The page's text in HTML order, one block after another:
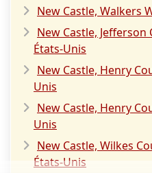
New Castle, Walkers
New Castle, Jefferson
États-Unis
New Castle, Henry
Unis
New Castle, Henry
Unis
New Castle, Wilkes
États-Unis